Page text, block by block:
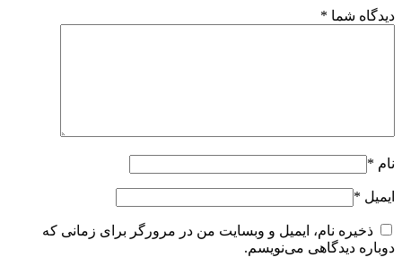
دیدگاه شما *
نام *
ایمیل *
ذخیره نام، ایمیل و وبسایت من در مرورگر برای زمانی که
دوباره دیدگاهی می‌نویسم.